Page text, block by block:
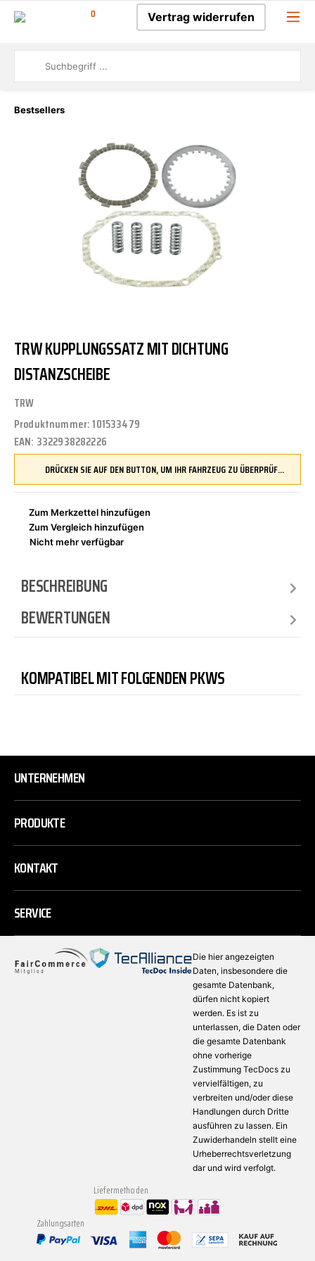
0 Vertrag widerrufen
Bestsellers
TRW KUPPLUNGSSATZ MIT DICHTUNG
DISTANZSCHEIBE
TRW
Produktnummer:101533479
EAN: 3322938282226
DRÜCKEN SIE AUF DEN BUTTON, UM IHR FAHRZEUG ZU ÜBERPRÜFEN UND SICHERZUSTELLEN, DASS DIESES TEIL KOMPATIBEL IST, BEVOR SIE ES BESTELLEN
Zum Merkzettel hinzufügen
Zum Vergleich hinzufügen
Nicht mehr verfügbar
BESCHREIBUNG
BEWERTUNGEN
KOMPATIBEL MIT FOLGENDEN PKWS
UNTERNEHMEN
PRODUKTE
KONTAKT
SERVICE
Die hier angezeigten
Daten, insbesondere die
gesamte Datenbank,
dürfen nicht kopiert
werden. Es ist zu
unterlassen, die Daten oder
die gesamte Datenbank
ohne vorherige
Zustimmung TecDocs zu
vervielfältigen, zu
verbreiten und/oder diese
Handlungen durch Dritte
ausführen zu lassen. Ein
Zuwiderhandeln stellt eine
Urheberrechtsverletzung
dar und wird verfolgt.
Liefermethoden
Zahlungsarten